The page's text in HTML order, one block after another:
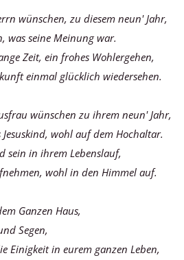
wünschen, zu diesem neun' Jahr,
was seine Meinung war.
Zeit, ein frohes Wohlergehen,
einmal glücklich wiedersehen.
wünschen zu ihrem neun' Jahr,
wohl auf dem Hochaltar.
sein in ihrem Lebenslauf,
wohl in den Himmel auf.
Ganzen Haus,
Segen,
Einigkeit in eurem ganzen Leben,